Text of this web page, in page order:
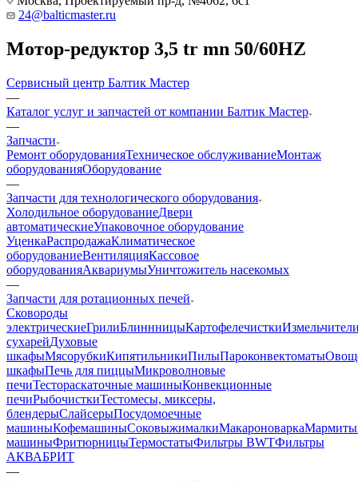
24@balticmaster.ru
Мотор-редуктор 3,5 tr mn 50/60HZ
Сервисный центр Балтик Мастер
—
Каталог услуг и запчастей от компании Балтик Мастер
—
Запчасти
Ремонт оборудованияТехническое обслуживаниеМонтаж
оборудованияОборудование
—
Запчасти для технологического оборудования
Холодильное оборудованиеДвери
автоматическиеУпаковочное оборудование
УценкаРаспродажаКлиматическое
оборудованиеВентиляцияКассовое
оборудованияАквариумыУничтожитель насекомых
—
Запчасти для ротационных печей
Cковороды
электрическиеГрилиБлиннницыКартофелечистки
сухарейДуховые
шкафыМясорубкиКипятильникиПилыПароконвектоматы
шкафыПечь для пиццыМикроволновые
печиТестораскаточные машиныКонвекционные
печиРыбочисткиТестомесы, миксеры,
блендерыСлайсерыПосудомоечные
машиныКофемашиныСоковыжималкиМакароноваркаМармиты
машиныФритюрницыТермостатыФильтры BWTФильтры
АКВАБРИТ
—